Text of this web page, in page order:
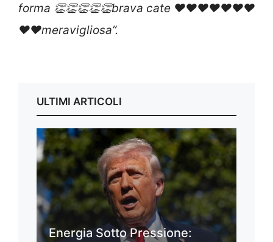
forma 👏👏👏👏👏brava cate ❤️❤️❤️❤️❤️❤️❤️
❤️❤️meravigliosa”.
ULTIMI ARTICOLI
Energia Sotto Pressione: